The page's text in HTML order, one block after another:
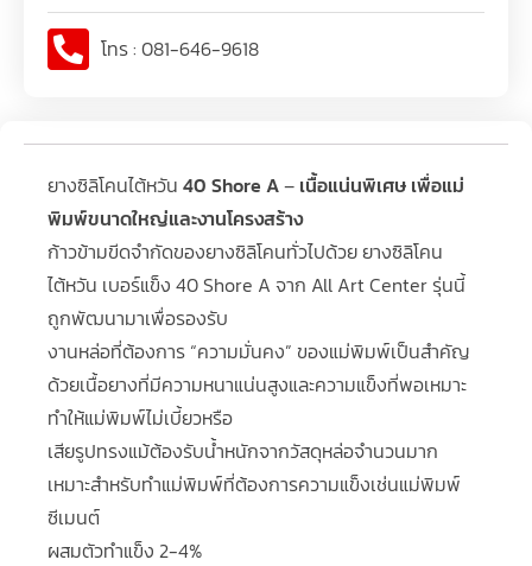
โทร : 081-646-9618
ยางซิลิโคนไต้หวัน 40 Shore A– เนื้อแน่นพิเศษ เพื่อแม่
พิมพ์ขนาดใหญ่และงานโครงสร้าง
ก้าวข้ามขีดจำกัดของยางซิลิโคนทั่วไปด้วย ยางซิลิโคน
ไต้หวัน เบอร์แข็ง 40 Shore A จาก All Art Center รุ่นนี้
ถูกพัฒนามาเพื่อรองรับ
งานหล่อที่ต้องการ “ความมั่นคง” ของแม่พิมพ์เป็นสำคัญ
ด้วยเนื้อยางที่มีความหนาแน่นสูงและความแข็งที่พอเหมาะ
ทำให้แม่พิมพ์ไม่เบี้ยวหรือ
เสียรูปทรงแม้ต้องรับน้ำหนักจากวัสดุหล่อจำนวนมาก
เหมาะสำหรับทำแม่พิมพ์ที่ต้องการความแข็งเช่นแม่พิมพ์
ซีเมนต์
ผสมตัวทำแข็ง 2-4%